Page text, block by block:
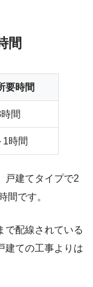
間
要時間
間
1時間
戸建てタイプで2
間です。
で配線されている
建ての工事よりは